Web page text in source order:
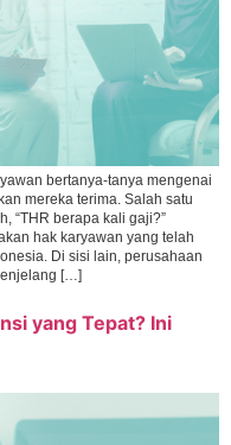
bertanya-tanya mengenai
mereka terima. Salah satu
“THR berapa kali gaji?”
hak karyawan yang telah
Di sisi lain, perusahaan
[…]
yang Tepat? Ini